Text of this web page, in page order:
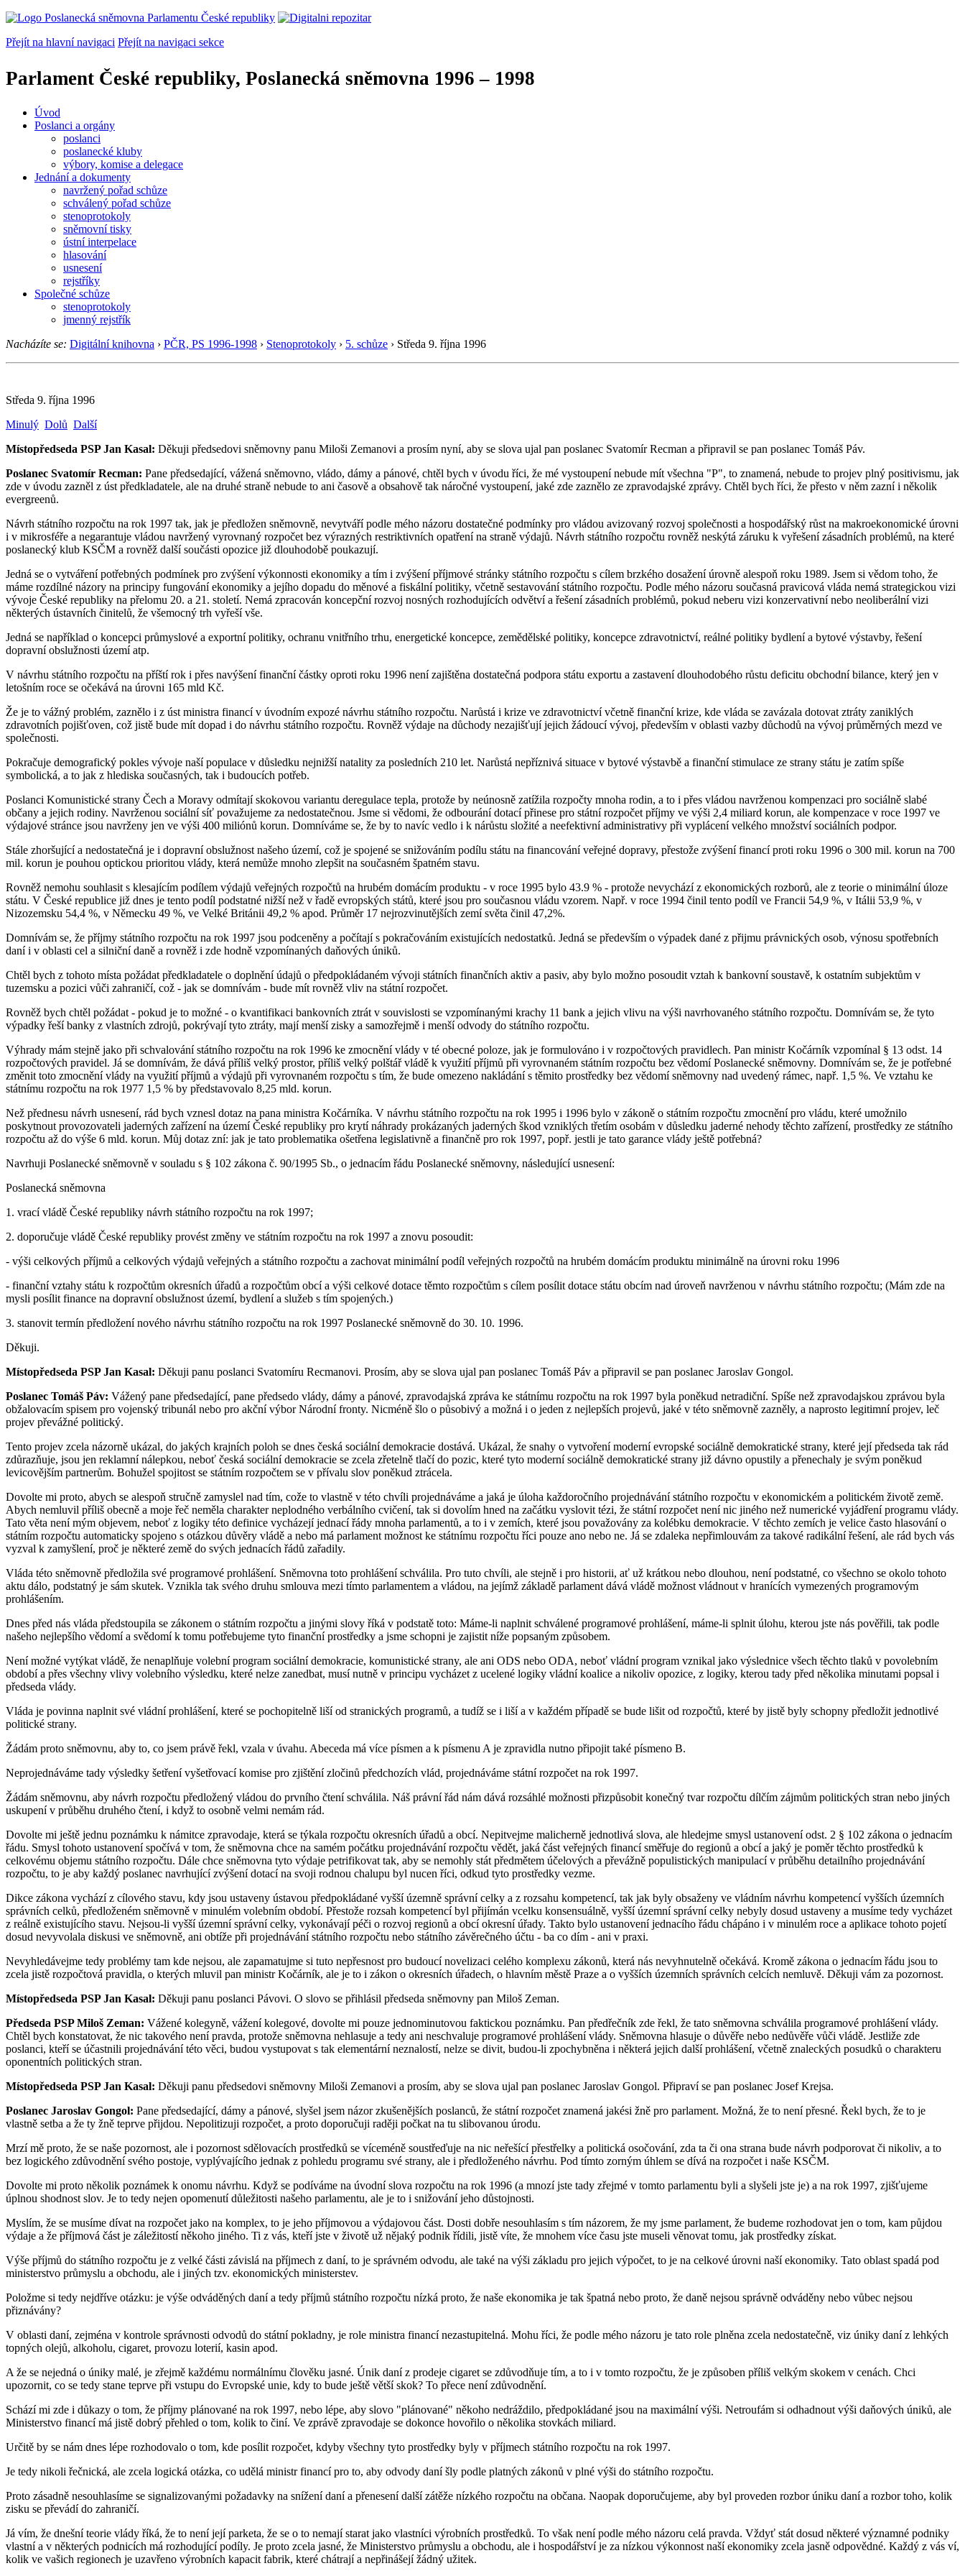
Přejít na hlavní navigaci Přejít na navigaci sekce
Parlament České republiky, Poslanecká sněmovna 1996 – 1998
Úvod
Poslanci a orgány
poslanci
poslanecké kluby
výbory, komise a delegace
Jednání a dokumenty
navržený pořad schůze
schválený pořad schůze
stenoprotokoly
sněmovní tisky
ústní interpelace
hlasování
usnesení
rejstříky
Společné schůze
stenoprotokoly
jmenný rejstřík
Nacházíte se: Digitální knihovna › PČR, PS 1996-1998 › Stenoprotokoly › 5. schůze › Středa 9. října 1996
Středa 9. října 1996
Minulý Dolů Další
Místopředseda PSP Jan Kasal: Děkuji předsedovi sněmovny panu Miloši Zemanovi a prosím nyní, aby se slova ujal pan poslanec Svatomír Recman a připravil se pan poslanec Tomáš Páv.
Poslanec Svatomír Recman: Pane předsedající, vážená sněmovno, vládo, dámy a pánové, chtěl bych v úvodu říci, že mé vystoupení nebude mít všechna "P", to znamená, nebude to projev plný positivismu, jak
zde v úvodu zazněl z úst předkladatele, ale na druhé straně nebude to ani časově a obsahově tak náročné vystoupení, jaké zde zaznělo ze zpravodajské zprávy. Chtěl bych říci, že přesto v něm zazní i několik
evergreenů.
Návrh státního rozpočtu na rok 1997 tak, jak je předložen sněmovně, nevytváří podle mého názoru dostatečné podmínky pro vládou avizovaný rozvoj společnosti a hospodářský růst na makroekonomické úrovni
i v mikrosféře a negarantuje vládou navržený vyrovnaný rozpočet bez výrazných restriktivních opatření na straně výdajů. Návrh státního rozpočtu rovněž neskýtá záruku k vyřešení zásadních problémů, na které
poslanecký klub KSČM a rovněž další součásti opozice již dlouhodobě poukazují.
Jedná se o vytváření potřebných podmínek pro zvýšení výkonnosti ekonomiky a tím i zvýšení příjmové stránky státního rozpočtu s cílem brzkého dosažení úrovně alespoň roku 1989. Jsem si vědom toho, že
máme rozdílné názory na principy fungování ekonomiky a jejího dopadu do měnové a fiskální politiky, včetně sestavování státního rozpočtu. Podle mého názoru současná pravicová vláda nemá strategickou vizi
vývoje České republiky na přelomu 20. a 21. století. Nemá zpracován koncepční rozvoj nosných rozhodujících odvětví a řešení zásadních problémů, pokud neberu vizi konzervativní nebo neoliberální vizi
některých ústavních činitelů, že všemocný trh vyřeší vše.
Jedná se například o koncepci průmyslové a exportní politiky, ochranu vnitřního trhu, energetické koncepce, zemědělské politiky, koncepce zdravotnictví, reálné politiky bydlení a bytové výstavby, řešení
dopravní obslužnosti území atp.
V návrhu státního rozpočtu na příští rok i přes navýšení finanční částky oproti roku 1996 není zajištěna dostatečná podpora státu exportu a zastavení dlouhodobého růstu deficitu obchodní bilance, který jen v
letošním roce se očekává na úrovni 165 mld Kč.
Že je to vážný problém, zaznělo i z úst ministra financí v úvodním expozé návrhu státního rozpočtu. Narůstá i krize ve zdravotnictví včetně finanční krize, kde vláda se zavázala dotovat ztráty zaniklých
zdravotních pojišťoven, což jistě bude mít dopad i do návrhu státního rozpočtu. Rovněž výdaje na důchody nezajišťují jejich žádoucí vývoj, především v oblasti vazby důchodů na vývoj průměrných mezd ve
společnosti.
Pokračuje demografický pokles vývoje naší populace v důsledku nejnižší natality za posledních 210 let. Narůstá nepříznivá situace v bytové výstavbě a finanční stimulace ze strany státu je zatím spíše
symbolická, a to jak z hlediska současných, tak i budoucích potřeb.
Poslanci Komunistické strany Čech a Moravy odmítají skokovou variantu deregulace tepla, protože by neúnosně zatížila rozpočty mnoha rodin, a to i přes vládou navrženou kompenzaci pro sociálně slabé
občany a jejich rodiny. Navrženou sociální síť považujeme za nedostatečnou. Jsme si vědomi, že odbourání dotací přinese pro státní rozpočet příjmy ve výši 2,4 miliard korun, ale kompenzace v roce 1997 ve
výdajové stránce jsou navrženy jen ve výši 400 miliónů korun. Domníváme se, že by to navíc vedlo i k nárůstu složité a neefektivní administrativy při vyplácení velkého množství sociálních podpor.
Stále zhoršující a nedostatečná je i dopravní obslužnost našeho území, což je spojené se snižováním podílu státu na financování veřejné dopravy, přestože zvýšení financí proti roku 1996 o 300 mil. korun na 700
mil. korun je pouhou optickou prioritou vlády, která nemůže mnoho zlepšit na současném špatném stavu.
Rovněž nemohu souhlasit s klesajícím podílem výdajů veřejných rozpočtů na hrubém domácím produktu - v roce 1995 bylo 43.9 % - protože nevychází z ekonomických rozborů, ale z teorie o minimální úloze
státu. V České republice již dnes je tento podíl podstatné nižší než v řadě evropských států, které jsou pro současnou vládu vzorem. Např. v roce 1994 činil tento podíl ve Francii 54,9 %, v Itálii 53,9 %, v
Nizozemsku 54,4 %, v Německu 49 %, ve Velké Británii 49,2 % apod. Průměr 17 nejrozvinutějších zemí světa činil 47,2%.
Domnívám se, že příjmy státního rozpočtu na rok 1997 jsou podceněny a počítají s pokračováním existujících nedostatků. Jedná se především o výpadek dané z přijmu právnických osob, výnosu spotřebních
daní i v oblasti cel a silniční daně a rovněž i zde hodně vzpomínaných daňových úniků.
Chtěl bych z tohoto místa požádat předkladatele o doplnění údajů o předpokládaném vývoji státních finančních aktiv a pasiv, aby bylo možno posoudit vztah k bankovní soustavě, k ostatním subjektům v
tuzemsku a pozici vůči zahraničí, což - jak se domnívám - bude mít rovněž vliv na státní rozpočet.
Rovněž bych chtěl požádat - pokud je to možné - o kvantifikaci bankovních ztrát v souvislosti se vzpomínanými krachy 11 bank a jejich vlivu na výši navrhovaného státního rozpočtu. Domnívám se, že tyto
výpadky řeší banky z vlastních zdrojů, pokrývají tyto ztráty, mají menší zisky a samozřejmě i menší odvody do státního rozpočtu.
Výhrady mám stejně jako při schvalování státního rozpočtu na rok 1996 ke zmocnění vlády v té obecné poloze, jak je formulováno i v rozpočtových pravidlech. Pan ministr Kočárník vzpomínal § 13 odst. 14
rozpočtových pravidel. Já se domnívám, že dává příliš velký prostor, příliš velký polštář vládě k využití příjmů při vyrovnaném státním rozpočtu bez vědomí Poslanecké sněmovny. Domnívám se, že je potřebné
změnit toto zmocnění vlády na využití příjmů a výdajů při vyrovnaném rozpočtu s tím, že bude omezeno nakládání s těmito prostředky bez vědomí sněmovny nad uvedený rámec, např. 1,5 %. Ve vztahu ke
státnímu rozpočtu na rok 1977 1,5 % by představovalo 8,25 mld. korun.
Než přednesu návrh usnesení, rád bych vznesl dotaz na pana ministra Kočárníka. V návrhu státního rozpočtu na rok 1995 i 1996 bylo v zákoně o státním rozpočtu zmocnění pro vládu, které umožnilo
poskytnout provozovateli jaderných zařízení na území České republiky pro krytí náhrady prokázaných jaderných škod vzniklých třetím osobám v důsledku jaderné nehody těchto zařízení, prostředky ze státního
rozpočtu až do výše 6 mld. korun. Můj dotaz zní: jak je tato problematika ošetřena legislativně a finančně pro rok 1997, popř. jestli je tato garance vlády ještě potřebná?
Navrhuji Poslanecké sněmovně v souladu s § 102 zákona č. 90/1995 Sb., o jednacím řádu Poslanecké sněmovny, následující usnesení:
Poslanecká sněmovna
1. vrací vládě České republiky návrh státního rozpočtu na rok 1997;
2. doporučuje vládě České republiky provést změny ve státním rozpočtu na rok 1997 a znovu posoudit:
- výši celkových příjmů a celkových výdajů veřejných a státního rozpočtu a zachovat minimální podíl veřejných rozpočtů na hrubém domácím produktu minimálně na úrovni roku 1996
- finanční vztahy státu k rozpočtům okresních úřadů a rozpočtům obcí a výši celkové dotace těmto rozpočtům s cílem posílit dotace státu obcím nad úroveň navrženou v návrhu státního rozpočtu; (Mám zde na
mysli posílit finance na dopravní obslužnost území, bydlení a služeb s tím spojených.)
3. stanovit termín předložení nového návrhu státního rozpočtu na rok 1997 Poslanecké sněmovně do 30. 10. 1996.
Děkuji.
Místopředseda PSP Jan Kasal: Děkuji panu poslanci Svatomíru Recmanovi. Prosím, aby se slova ujal pan poslanec Tomáš Páv a připravil se pan poslanec Jaroslav Gongol.
Poslanec Tomáš Páv: Vážený pane předsedající, pane předsedo vlády, dámy a pánové, zpravodajská zpráva ke státnímu rozpočtu na rok 1997 byla poněkud netradiční. Spíše než zpravodajskou zprávou byla
obžalovacím spisem pro vojenský tribunál nebo pro akční výbor Národní fronty. Nicméně šlo o působivý a možná i o jeden z nejlepších projevů, jaké v této sněmovně zazněly, a naprosto legitimní projev, leč
projev převážné politický.
Tento projev zcela názorně ukázal, do jakých krajních poloh se dnes česká sociální demokracie dostává. Ukázal, že snahy o vytvoření moderní evropské sociálně demokratické strany, které její předseda tak rád
zdůrazňuje, jsou jen reklamní nálepkou, neboť česká sociální demokracie se zcela zřetelně tlačí do pozic, které tyto moderní sociálně demokratické strany již dávno opustily a přenechaly je svým poněkud
levicovějším partnerům. Bohužel spojitost se státním rozpočtem se v přívalu slov poněkud ztrácela.
Dovolte mi proto, abych se alespoň stručně zamyslel nad tím, cože to vlastně v této chvíli projednáváme a jaká je úloha každoročního projednávání státního rozpočtu v ekonomickém a politickém životě země.
Abych nemluvil příliš obecně a moje řeč neměla charakter neplodného verbálního cvičení, tak si dovolím hned na začátku vyslovit tézi, že státní rozpočet není nic jiného než numerické vyjádření programu vlády.
Tato věta není mým objevem, neboť z logiky této definice vycházejí jednací řády mnoha parlamentů, a to i v zemích, které jsou považovány za kolébku demokracie. V těchto zemích je velice často hlasování o
státním rozpočtu automaticky spojeno s otázkou důvěry vládě a nebo má parlament možnost ke státnímu rozpočtu říci pouze ano nebo ne. Já se zdaleka nepřimlouvám za takové radikální řešení, ale rád bych vás
vyzval k zamyšlení, proč je některé země do svých jednacích řádů zařadily.
Vláda této sněmovně předložila své programové prohlášení. Sněmovna toto prohlášení schválila. Pro tuto chvíli, ale stejně i pro historii, ať už krátkou nebo dlouhou, není podstatné, co všechno se okolo tohoto
aktu dálo, podstatný je sám skutek. Vznikla tak svého druhu smlouva mezi tímto parlamentem a vládou, na jejímž základě parlament dává vládě možnost vládnout v hranících vymezených programovým
prohlášením.
Dnes před nás vláda předstoupila se zákonem o státním rozpočtu a jinými slovy říká v podstatě toto: Máme-li naplnit schválené programové prohlášení, máme-li splnit úlohu, kterou jste nás pověřili, tak podle
našeho nejlepšího vědomí a svědomí k tomu potřebujeme tyto finanční prostředky a jsme schopni je zajistit níže popsaným způsobem.
Není možné vytýkat vládě, že nenaplňuje volební program sociální demokracie, komunistické strany, ale ani ODS nebo ODA, neboť vládní program vznikal jako výslednice všech těchto tlaků v povolebním
období a přes všechny vlivy volebního výsledku, které nelze zanedbat, musí nutně v principu vycházet z ucelené logiky vládní koalice a nikoliv opozice, z logiky, kterou tady před několika minutami popsal i
předseda vlády.
Vláda je povinna naplnit své vládní prohlášení, které se pochopitelně liší od stranických programů, a tudíž se i liší a v každém případě se bude lišit od rozpočtů, které by jistě byly schopny předložit jednotlivé
politické strany.
Žádám proto sněmovnu, aby to, co jsem právě řekl, vzala v úvahu. Abeceda má více písmen a k písmenu A je zpravidla nutno připojit také písmeno B.
Neprojednáváme tady výsledky šetření vyšetřovací komise pro zjištění zločinů předchozích vlád, projednáváme státní rozpočet na rok 1997.
Žádám sněmovnu, aby návrh rozpočtu předložený vládou do prvního čtení schválila. Náš právní řád nám dává rozsáhlé možnosti přizpůsobit konečný tvar rozpočtu dílčím zájmům politických stran nebo jiných
uskupení v průběhu druhého čtení, i když to osobně velmi nemám rád.
Dovolte mi ještě jednu poznámku k námitce zpravodaje, která se týkala rozpočtu okresních úřadů a obcí. Nepitvejme malicherně jednotlivá slova, ale hledejme smysl ustanovení odst. 2 § 102 zákona o jednacím
řádu. Smysl tohoto ustanovení spočívá v tom, že sněmovna chce na samém počátku projednávání rozpočtu vědět, jaká část veřejných financí směřuje do regionů a obcí a jaký je poměr těchto prostředků k
celkovému objemu státního rozpočtu. Dále chce sněmovna tyto výdaje petrifikovat tak, aby se nemohly stát předmětem účelových a převážně populistických manipulací v průběhu detailního projednávání
rozpočtu, to je aby každý poslanec navrhující zvýšení dotací na svoji rodnou chalupu byl nucen říci, odkud tyto prostředky vezme.
Dikce zákona vychází z cílového stavu, kdy jsou ustaveny ústavou předpokládané vyšší územně správní celky a z rozsahu kompetencí, tak jak byly obsaženy ve vládním návrhu kompetencí vyšších územních
správních celků, předloženém sněmovně v minulém volebním období. Přestože rozsah kompetencí byl přijímán vcelku konsensuálně, vyšší územní správní celky nebyly dosud ustaveny a musíme tedy vycházet
z reálně existujícího stavu. Nejsou-li vyšší územní správní celky, vykonávají péči o rozvoj regionů a obcí okresní úřady. Takto bylo ustanovení jednacího řádu chápáno i v minulém roce a aplikace tohoto pojetí
dosud nevyvolala diskusi ve sněmovně, ani obtíže při projednávání státního rozpočtu nebo státního závěrečného účtu - ba co dím - ani v praxi.
Nevyhledávejme tedy problémy tam kde nejsou, ale zapamatujme si tuto nepřesnost pro budoucí novelizaci celého komplexu zákonů, která nás nevyhnutelně očekává. Kromě zákona o jednacím řádu jsou to
zcela jistě rozpočtová pravidla, o kterých mluvil pan ministr Kočárník, ale je to i zákon o okresních úřadech, o hlavním městě Praze a o vyšších územních správních celcích nemluvě. Děkuji vám za pozornost.
Místopředseda PSP Jan Kasal: Děkuji panu poslanci Pávovi. O slovo se přihlásil předseda sněmovny pan Miloš Zeman.
Předseda PSP Miloš Zeman: Vážené kolegyně, vážení kolegové, dovolte mi pouze jednominutovou faktickou poznámku. Pan předřečník zde řekl, že tato sněmovna schválila programové prohlášení vlády.
Chtěl bych konstatovat, že nic takového není pravda, protože sněmovna nehlasuje a tedy ani neschvaluje programové prohlášení vlády. Sněmovna hlasuje o důvěře nebo nedůvěře vůči vládě. Jestliže zde
poslanci, kteří se účastnili projednávání této věci, budou vystupovat s tak elementární neznalostí, nelze se divit, budou-li zpochybněna i některá jejich další prohlášení, včetně znaleckých posudků o charakteru
oponentních politických stran.
Místopředseda PSP Jan Kasal: Děkuji panu předsedovi sněmovny Miloši Zemanovi a prosím, aby se slova ujal pan poslanec Jaroslav Gongol. Připraví se pan poslanec Josef Krejsa.
Poslanec Jaroslav Gongol: Pane předsedající, dámy a pánové, slyšel jsem názor zkušenějších poslanců, že státní rozpočet znamená jakési žně pro parlament. Možná, že to není přesné. Řekl bych, že to je
vlastně setba a že ty žně teprve přijdou. Nepolitizuji rozpočet, a proto doporučuji raději počkat na tu slibovanou úrodu.
Mrzí mě proto, že se naše pozornost, ale i pozornost sdělovacích prostředků se víceméně soustřeďuje na nic neřešící přestřelky a politická osočování, zda ta či ona strana bude návrh podporovat či nikoliv, a to
bez logického zdůvodnění svého postoje, vyplývajícího jednak z pohledu programu své strany, ale i předloženého návrhu. Pod tímto zorným úhlem se dívá na rozpočet i naše KSČM.
Dovolte mi proto několik poznámek k onomu návrhu. Když se podíváme na úvodní slova rozpočtu na rok 1996 (a mnozí jste tady zřejmé v tomto parlamentu byli a slyšeli jste je) a na rok 1997, zjišťujeme
úplnou shodnost slov. Je to tedy nejen opomenutí důležitosti našeho parlamentu, ale je to i snižování jeho důstojnosti.
Myslím, že se musíme dívat na rozpočet jako na komplex, to je jeho příjmovou a výdajovou část. Dosti dobře nesouhlasím s tím názorem, že my jsme parlament, že budeme rozhodovat jen o tom, kam půjdou
výdaje a že příjmová část je záležitostí někoho jiného. Ti z vás, kteří jste v životě už nějaký podnik řídili, jistě víte, že mnohem více času jste museli věnovat tomu, jak prostředky získat.
Výše příjmů do státního rozpočtu je z velké části závislá na příjmech z daní, to je správném odvodu, ale také na výši základu pro jejich výpočet, to je na celkové úrovni naší ekonomiky. Tato oblast spadá pod
ministerstvo průmyslu a obchodu, ale i jiných tzv. ekonomických ministerstev.
Položme si tedy nejdříve otázku: je výše odváděných daní a tedy příjmů státního rozpočtu nízká proto, že naše ekonomika je tak špatná nebo proto, že daně nejsou správně odváděny nebo vůbec nejsou
přiznávány?
V oblasti daní, zejména v kontrole správnosti odvodů do státní pokladny, je role ministra financí nezastupitelná. Mohu říci, že podle mého názoru je tato role plněna zcela nedostatečně, viz úniky daní z lehkých
topných olejů, alkoholu, cigaret, provozu loterií, kasin apod.
A že se nejedná o úniky malé, je zřejmě každému normálnímu člověku jasné. Únik daní z prodeje cigaret se zdůvodňuje tím, a to i v tomto rozpočtu, že je způsoben příliš velkým skokem v cenách. Chci
upozornit, co se tedy stane teprve při vstupu do Evropské unie, kdy to bude ještě větší skok? To přece není zdůvodnění.
Schází mi zde i důkazy o tom, že příjmy plánované na rok 1997, nebo lépe, aby slovo "plánované" někoho nedráždilo, předpokládané jsou na maximální výši. Netroufám si odhadnout výši daňových úniků, ale
Ministerstvo financí má jistě dobrý přehled o tom, kolik to činí. Ve zprávě zpravodaje se dokonce hovořilo o několika stovkách miliard.
Určitě by se nám dnes lépe rozhodovalo o tom, kde posílit rozpočet, kdyby všechny tyto prostředky byly v příjmech státního rozpočtu na rok 1997.
Je tedy nikoli řečnická, ale zcela logická otázka, co udělá ministr financí pro to, aby odvody daní šly podle platných zákonů v plné výši do státního rozpočtu.
Proto zásadně nesouhlasíme se signalizovanými požadavky na snížení daní a přenesení další zátěže nízkého rozpočtu na občana. Naopak doporučujeme, aby byl proveden rozbor úniku daní a rozbor toho, kolik
zisku se převádí do zahraničí.
Já vím, že dnešní teorie vlády říká, že to není její parketa, že se o to nemají starat jako vlastníci výrobních prostředků. To však není podle mého názoru celá pravda. Vždyť stát dosud některé významné podniky
vlastní a v některých podnicích má rozhodující podíly. Je proto zcela jasné, že Ministerstvo průmyslu a obchodu, ale i hospodářství je za nízkou výkonnost naší ekonomiky zcela jasně odpovědné. Každý z vás ví,
kolik ve vašich regionech je uzavřeno výrobních kapacit fabrik, které chátrají a nepřinášejí žádný užitek.